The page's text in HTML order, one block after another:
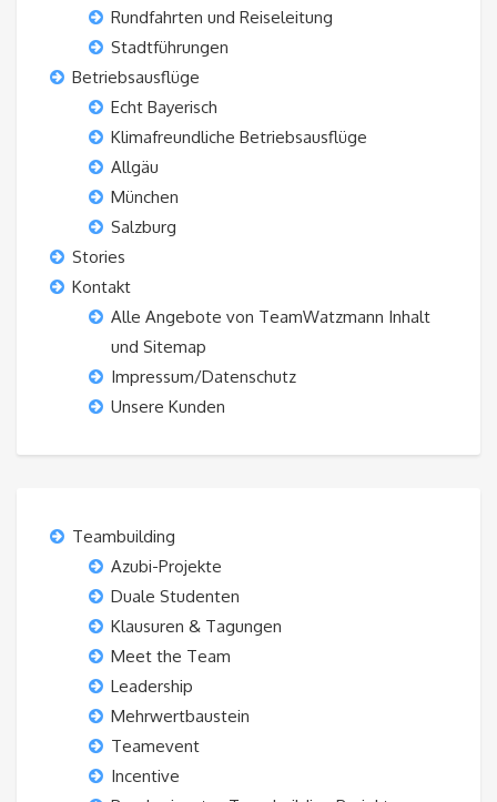
Rundfahrten und Reiseleitung
Stadtführungen
Betriebsausflüge
Echt Bayerisch
Klimafreundliche Betriebsausflüge
Allgäu
München
Salzburg
Stories
Kontakt
Alle Angebote von TeamWatzmann Inhalt
und Sitemap
Impressum/Datenschutz
Unsere Kunden
Teambuilding
Azubi-Projekte
Duale Studenten
Klausuren & Tagungen
Meet the Team
Leadership
Mehrwertbaustein
Teamevent
Incentive